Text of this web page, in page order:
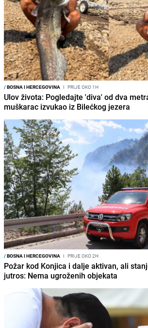
/BOSNA I HERCEGOVINA I PRIJE OKO 1H
Ulov života: Pogledajte 'diva' od dva
muškarac izvukao iz Bilećkog jezera
/BOSNA I HERCEGOVINA I PRIJE OKO 2H
Požar kod Konjica i dalje aktivan, ali
jutros: Nema ugroženih objekata